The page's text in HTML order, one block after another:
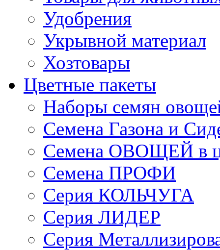
Удобрения
Укрывной материал
Хозтовары
Цветные пакеты
Наборы семян
Семена Газона и
Семена ОВОЩЕЙ в
Семена ПРОФИ
Серия КОЛЬЧУГА
Серия ЛИДЕР
Серия